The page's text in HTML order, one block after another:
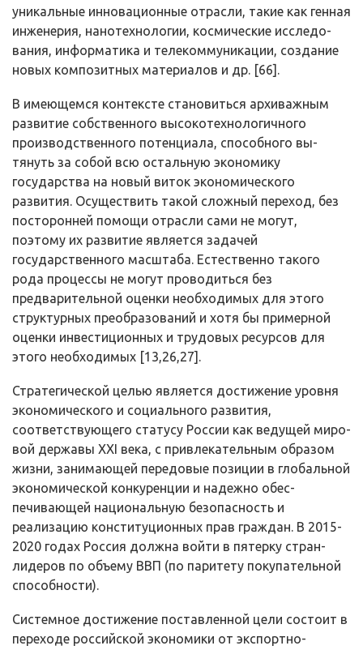
уникальные инновационные отрасли, такие как генная
инженерия, нанотехнологии, космические исследо­
вания, информатика и телекоммуникации, создание
новых композитных ма­териалов и др. [66].
В имеющемся контексте становиться архиважным
развитие собствен­ного высокотехнологичного
производственного потенциала, способного вы­
тянуть за собой всю остальную экономику
государства на новый виток эко­номического
развития. Осуществить такой сложный переход, без
посторон­ней помощи отрасли сами не могут,
поэтому их развитие является задачей
государственного масштаба. Естественно такого
рода процессы не могут проводиться без
предварительной оценки необходимых для этого
структур­ных преобразований и хотя бы примерной
оценки инвестиционных и трудо­вых ресурсов для
этого необходимых [13,26,27].
Стратегической целью является достижение уровня
экономического и социального развития,
соответствующего статусу России как ведущей миро­
вой державы XXI века, с привлекательным образом
жизни, занимающей пе­редовые позиции в глобальной
экономической конкуренции и надежно обес­
печивающей национальную безопасность и
реализацию конституционных прав граждан. В 2015-
2020 годах Россия должна войти в пятерку стран-
лидеров по объему ВВП (по паритету покупательной
способности).
Системное достижение поставленной цели состоит в
переходе россий­ской экономики от экспортно-